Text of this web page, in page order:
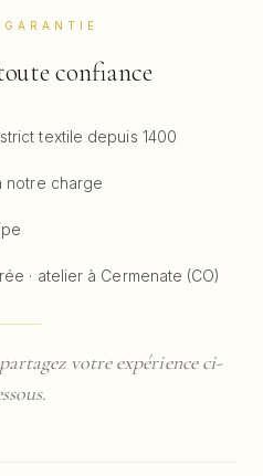
confiance
textile depuis 1400
notre charge
· atelier à Cermenate (CO)
votre expérience ci-